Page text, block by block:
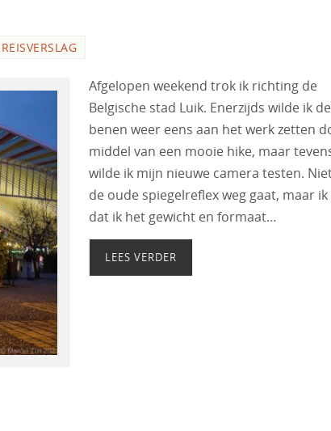
REISVERSLAG
Afgelopen weekend trok ik richting de
Belgische stad Luik. Enerzijds wilde ik de
benen weer eens aan het werk zetten
middel van een mooie hike, maar
wilde ik mijn nieuwe camera testen.
de oude spiegelreflex weg gaat, maar
dat ik het gewicht en formaat…
LEES VERDER